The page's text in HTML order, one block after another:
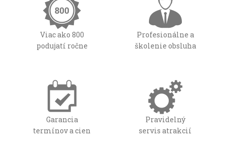
Viac ako 800
podujatí ročne
Profesionálne a
školenie obsluha
Garancia
termínov a cien
Pravidelný
servis atrakcií